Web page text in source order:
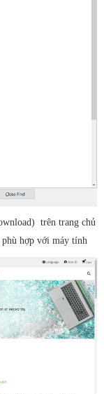
trên trang chủ
hợp với máy tính